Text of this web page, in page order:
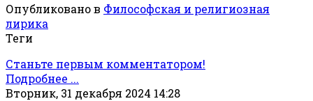
Опубликовано в Философская и религиозная
лирика
Теги
Станьте первым комментатором!
Подробнее ...
Вторник, 31 декабря 2024 14:28